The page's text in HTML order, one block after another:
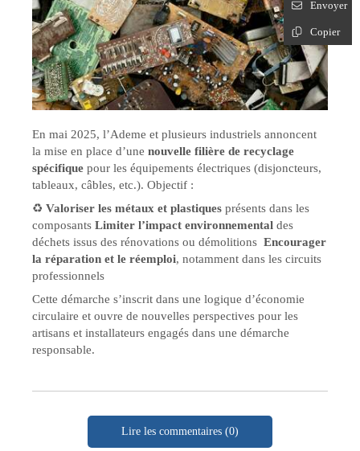
En mai 2025, l’Ademe et plusieurs industriels annoncent
la mise en place d’une nouvelle filière de recyclage
spécifique pour les équipements électriques (disjoncteurs,
tableaux, câbles, etc.). Objectif :
♻️ Valoriser les métaux et plastiques présents dans les
composants Limiter l’impact environnemental des
déchets issus des rénovations ou démolitions ️ Encourager
la réparation et le réemploi, notamment dans les circuits
professionnels
Cette démarche s’inscrit dans une logique d’économie
circulaire et ouvre de nouvelles perspectives pour les
artisans et installateurs engagés dans une démarche
responsable.
Lire les commentaires (0)
Envoyer
Copier